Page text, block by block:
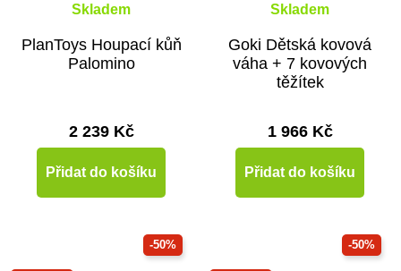
Skladem
PlanToys Houpací kůň
Palomino
2 239 Kč
Přidat do košíku
Skladem
Goki Dětská kovová
váha + 7 kovových
těžítek
1 966 Kč
Přidat do košíku
-50% -50%